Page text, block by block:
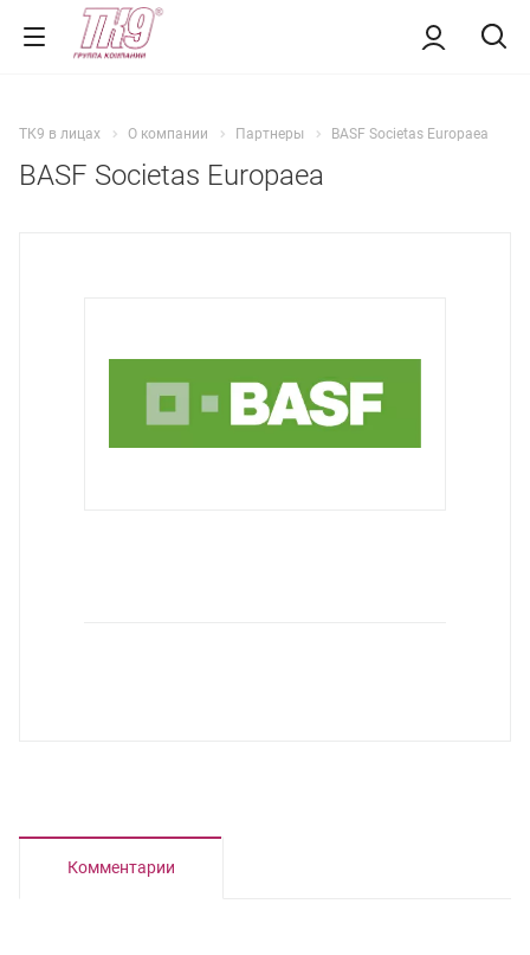
ТК9 в лицах О компании Партнеры BASF Societas Europaea
BASF Societas Europaea
Комментарии